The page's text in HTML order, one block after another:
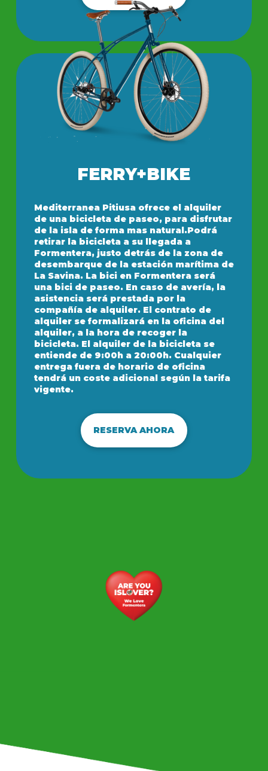
FERRY+BIKE
Mediterranea Pitiusa ofrece el alquiler
de una bicicleta de paseo, para disfrutar
de la isla de forma mas natural.Podrá
retirar la bicicleta a su llegada a
Formentera, justo detrás de la zona de
desembarque de la estación marítima de
La Savina. La bici en Formentera será
una bici de paseo. En caso de avería, la
asistencia será prestada por la
compañía de alquiler. El contrato de
alquiler se formalizará en la oficina del
alquiler, a la hora de recoger la
bicicleta. El alquiler de la bicicleta se
entiende de 9:00h a 20:00h. Cualquier
entrega fuera de horario de oficina
tendrá un coste adicional según la tarifa
vigente.
RESERVA AHORA